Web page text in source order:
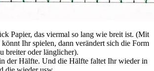
Papier, das viermal so lang wie breit ist. (Mit
könnt Ihr spielen, dann verändert sich die Form
breiter oder länglicher).
der Hälfte. Und die Hälfte faltet Ihr wieder in